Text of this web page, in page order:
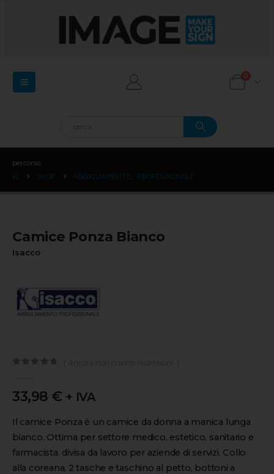
0
percorso:
SHOP
ABBIGLIAMENTO PROFESSIONALE
Camice Ponza Bianco
Isacco
33,98 € + IVA
Il camice Ponza è un camice da donna a manica lunga
bianco. Ottima per settore medico, estetico, sanitario e
farmacista. divisa da lavoro per aziende di servizi. Collo
alla coreana, 2 tasche e taschino al petto, bottoni a